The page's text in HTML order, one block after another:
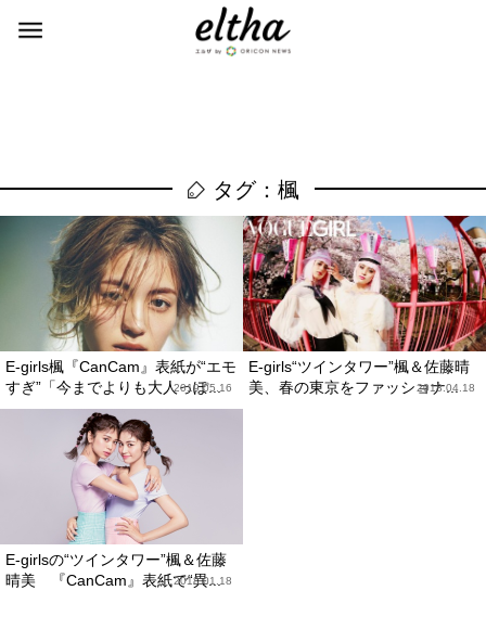
タグ：楓
E-girls楓『CanCam』表紙が“エモ
すぎ”「今までよりも大人っぽ...
2019.05.16
E-girls“ツインタワー”楓＆佐藤晴
美、春の東京をファッショナ...
2018.04.18
E-girlsの“ツインタワー”楓＆佐藤
晴美 『CanCam』表紙で“異...
2018.01.18